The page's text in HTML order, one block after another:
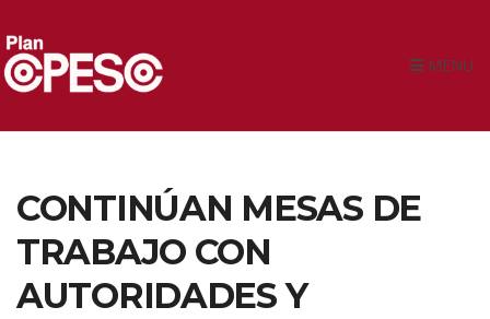
MENU
CONTINÚAN MESAS DE
TRABAJO CON
AUTORIDADES Y